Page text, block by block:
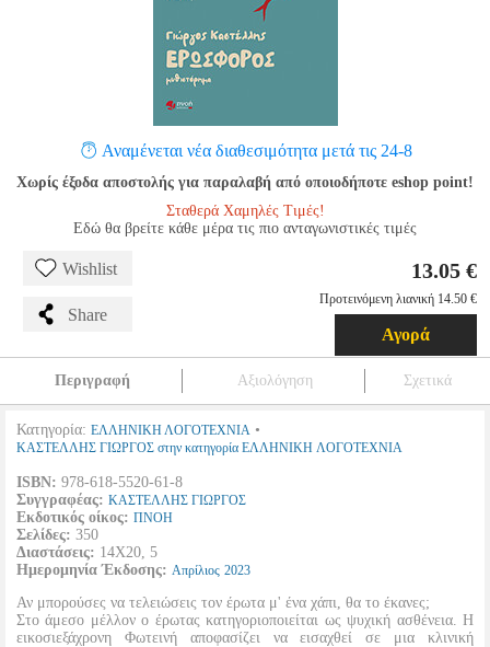
Αναμένεται νέα διαθεσιμότητα μετά τις 24-8
Χωρίς έξοδα αποστολής για παραλαβή από οποιοδήποτε eshop point!
Σταθερά Χαμηλές Τιμές!
Εδώ θα βρείτε κάθε μέρα τις πιο ανταγωνιστικές τιμές
Wishlist
Share
13.05 €
Προτεινόμενη λιανική 14.50 €
Αγορά
Περιγραφή Αξιολόγηση Σχετικά
Κατηγορία: ΕΛΛΗΝΙΚΗ ΛΟΓΟΤΕΧΝΙΑ •
ΚΑΣΤΕΛΛΗΣ ΓΙΩΡΓΟΣ στην κατηγορία ΕΛΛΗΝΙΚΗ ΛΟΓΟΤΕΧΝΙΑ
ISBN: 978-618-5520-61-8
Συγγραφέας: ΚΑΣΤΕΛΛΗΣ ΓΙΩΡΓΟΣ
Εκδοτικός οίκος: ΠΝΟΗ
Σελίδες: 350
Διαστάσεις: 14Χ20, 5
Ημερομηνία Έκδοσης: Απρίλιος 2023
Αν μπορούσες να τελειώσεις τον έρωτα μ' ένα χάπι, θα το έκανες;
Στο άμεσο μέλλον ο έρωτας κατηγοριοποιείται ως ψυχική ασθένεια. Η
εικοσιεξάχρονη Φωτεινή αποφασίζει να εισαχθεί σε μια κλινική